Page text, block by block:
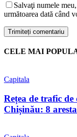
Salvaţi numele
următoarea dată când
CELE MAI
Capitala
Rețea de trafic
Chișinău: 8